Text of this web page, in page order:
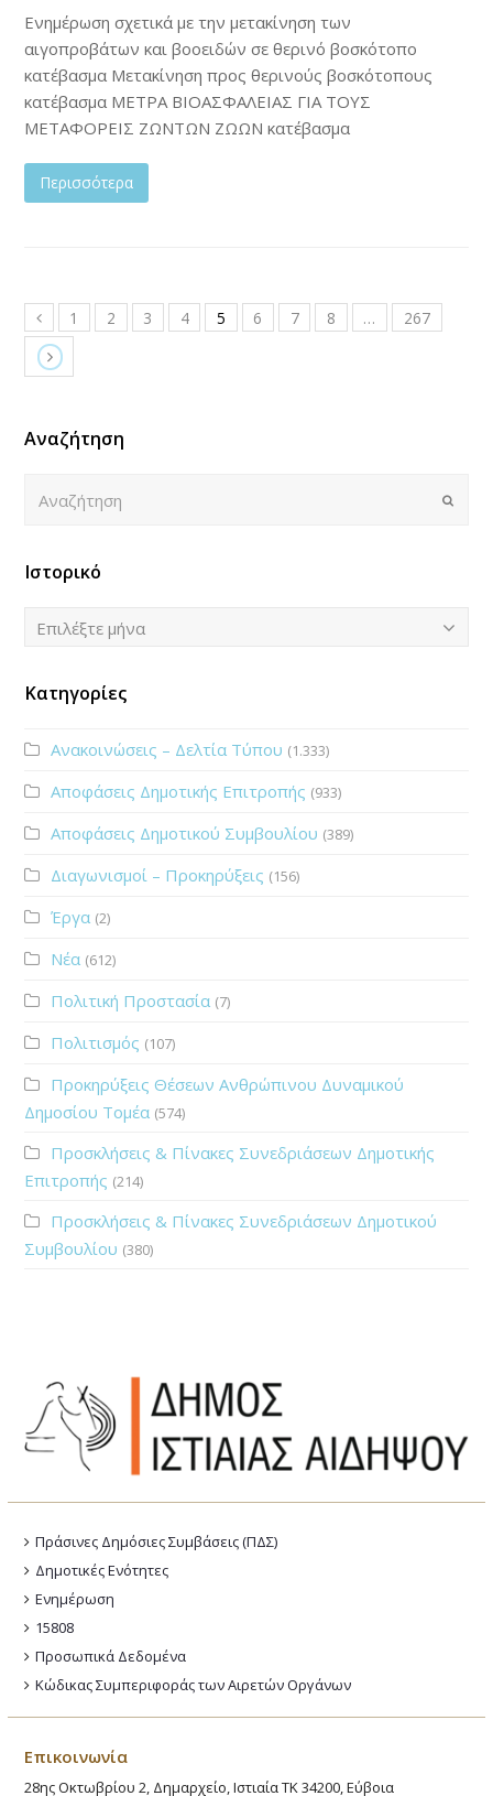
Ενημέρωση σχετικά με την μετακίνηση των
αιγοπροβάτων και βοοειδών σε θερινό βοσκότοπο
κατέβασμα Μετακίνηση προς θερινούς βοσκότοπους
κατέβασμα ΜΕΤΡΑ ΒΙΟΑΣΦΑΛΕΙΑΣ ΓΙΑ ΤΟΥΣ
ΜΕΤΑΦΟΡΕΙΣ ΖΩΝΤΩΝ ΖΩΩΝ κατέβασμα
Περισσότερα
1 2 3 4 5 6 7 8 … 267
Αναζήτηση
Submit
Ιστορικό
Ιστορικό
Επιλέξτε μήνα
Κατηγορίες
Ανακοινώσεις – Δελτία Τύπου (1.333)
Αποφάσεις Δημοτικής Επιτροπής (933)
Αποφάσεις Δημοτικού Συμβουλίου (389)
Διαγωνισμοί – Προκηρύξεις (156)
Έργα (2)
Νέα (612)
Πολιτική Προστασία (7)
Πολιτισμός (107)
Προκηρύξεις Θέσεων Ανθρώπινου Δυναμικού
Δημοσίου Τομέα (574)
Προσκλήσεις & Πίνακες Συνεδριάσεων Δημοτικής
Επιτροπής (214)
Προσκλήσεις & Πίνακες Συνεδριάσεων Δημοτικού
Συμβουλίου (380)
Πράσινες Δημόσιες Συμβάσεις (ΠΔΣ)
Δημοτικές Ενότητες
Ενημέρωση
15808
Προσωπικά Δεδομένα
Κώδικας Συμπεριφοράς των Αιρετών Οργάνων
Επικοινωνία
28ης Οκτωβρίου 2, Δημαρχείο, Ιστιαία ΤΚ 34200, Εύβοια